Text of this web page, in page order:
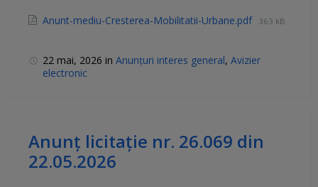
Anunt-mediu-Cresterea-Mobilitatii-Urbane.pdf 363 kB
22 mai, 2026 in Anunțuri interes general, Avizier
electronic
Anunț licitație nr. 26.069 din
22.05.2026